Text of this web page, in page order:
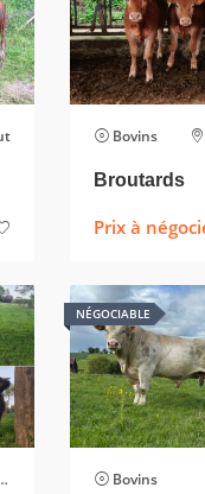
Bovins
Broutards
Prix à
NÉGOCIABLE
Bovins